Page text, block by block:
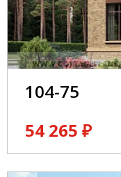
104-75
54 265 ₽